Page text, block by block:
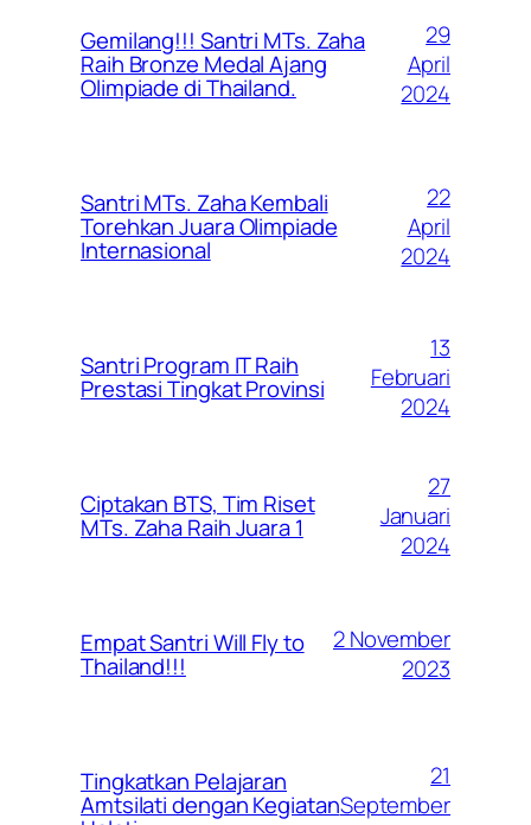
Gemilang!!! Santri MTs. Zaha
Raih Bronze Medal Ajang
Olimpiade di Thailand.
29
April
2024
Santri MTs. Zaha Kembali
Torehkan Juara Olimpiade
Internasional
22
April
2024
Santri Program IT Raih
Prestasi Tingkat Provinsi
13
Februari
2024
Ciptakan BTS, Tim Riset
MTs. Zaha Raih Juara 1
27
Januari
2024
Empat Santri Will Fly to
Thailand!!!
2 November
2023
Tingkatkan Pelajaran
Amtsilati dengan Kegiatan
21
September